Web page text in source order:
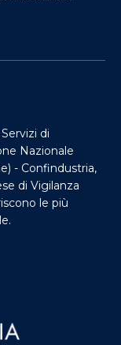
di
Nazionale
- Confindustria,
di Vigilanza
le più